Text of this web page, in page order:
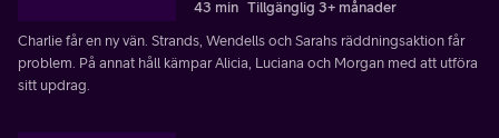
43 min Tillgänglig 3+ månader
Charlie får en ny vän. Strands, Wendells och Sarahs räddningsaktion får
problem. På annat håll kämpar Alicia, Luciana och Morgan med att utföra
sitt updrag.